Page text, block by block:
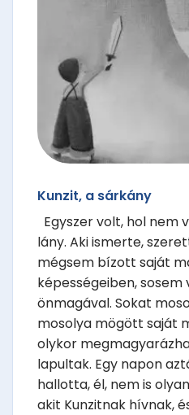
Kunzit, a sárkány
Egyszer volt, hol nem
lány. Aki ismerte,
mégsem bízott saját
képességeiben,
önmagával. Sokat
mosolya mögött saját
olykor
lapultak. Egy napon
hallotta, él, nem is
akit Kunzitnak hívnak,